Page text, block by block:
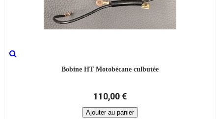
Bobine HT Motobécane culbutée
110,00 €
Ajouter au panier